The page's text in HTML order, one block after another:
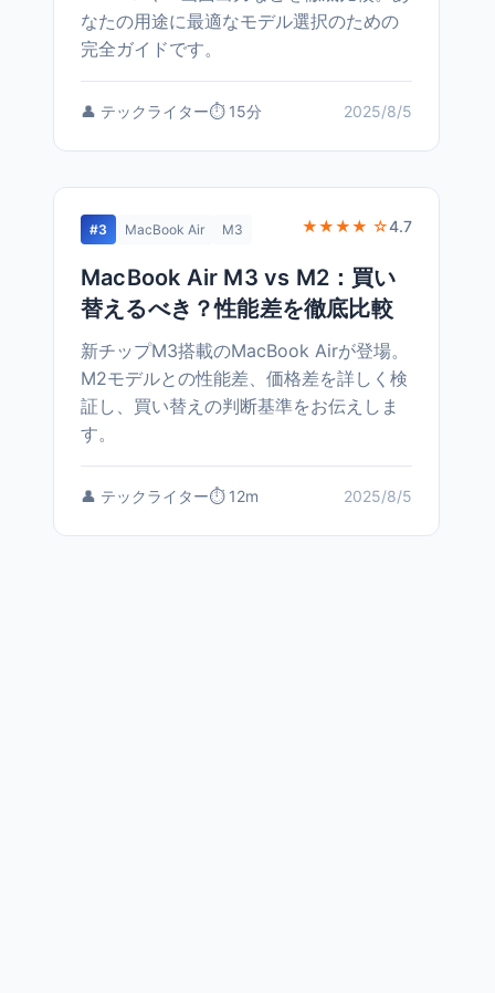
なたの用途に最適なモデル選択のための
完全ガイドです。
👤 テックライター⏱️ 15分 2025/8/5
#3 MacBook Air M3 ★★★★ ☆4.7
MacBook Air M3 vs M2：買い
替えるべき？性能差を徹底比較
新チップM3搭載のMacBook Airが登場。
M2モデルとの性能差、価格差を詳しく検
証し、買い替えの判断基準をお伝えしま
す。
👤 テックライター⏱️ 12m 2025/8/5